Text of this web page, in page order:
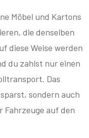
Möbel und Kartons
die denselben
diese Weise werden
du zahlst nur einen
Das
sondern auch
Fahrzeuge auf den